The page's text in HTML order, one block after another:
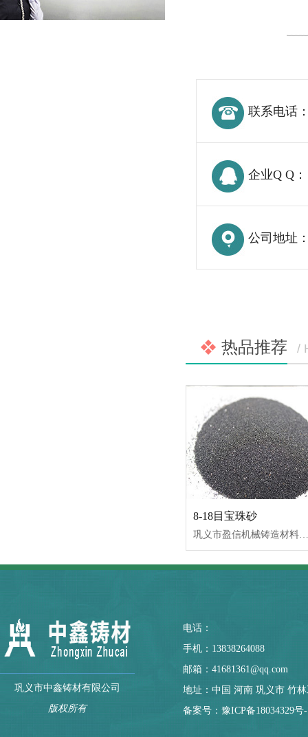
联系电话
企业Q Q：
公司地址
热品推荐 /
8-18目宝珠砂
巩义市盈信机械铸造材料有限公司专业生产宝珠砂，宝珠砂又名（铸宝砂、电熔陶粒、陶粒砂）它是用优质铝矾土材料经电弧炉熔炼而成，年产量18000吨，宝珠砂价格合理，性价比大大优
巩义市中鑫铸材有限公司
版权所有
电话：
手机：13838264088
邮箱：41681361@qq.com
地址：中国 河南 巩义市 竹
备案号： 豫ICP备18034329号